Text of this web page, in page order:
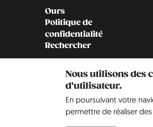
Nous utilisons des
d'utilisateur.
En poursuivant votre
permettre de réaliser
Ours
Politique de
confidentialité
Rechercher
Notre histoire